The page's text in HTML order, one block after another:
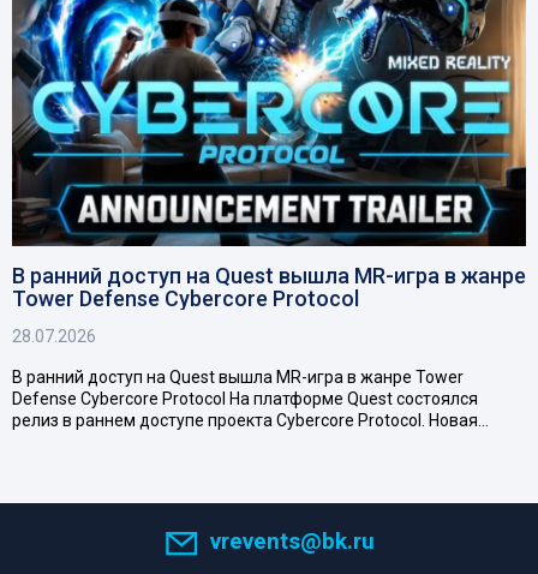
В ранний доступ на Quest вышла MR-игра в жанре
Tower Defense Cybercore Protocol
28.07.2026
В ранний доступ на Quest вышла MR-игра в жанре Tower
Defense Cybercore Protocol На платформе Quest состоялся
релиз в раннем доступе проекта Cybercore Protocol. Новая…
vrevents@bk.ru